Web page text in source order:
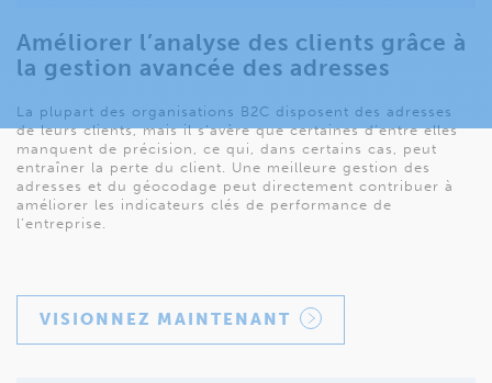
Améliorer l’analyse des clients grâce à
la gestion avancée des adresses
La plupart des organisations B2C disposent des adresses
de leurs clients, mais il s’avère que certaines d’entre elles
manquent de précision, ce qui, dans certains cas, peut
entraîner la perte du client. Une meilleure gestion des
adresses et du géocodage peut directement contribuer à
améliorer les indicateurs clés de performance de
l’entreprise.
VISIONNEZ MAINTENANT